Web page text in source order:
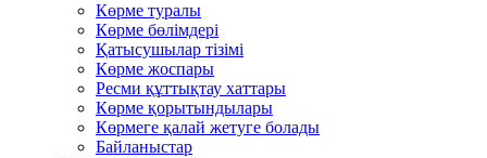
Көрме туралы
Көрме бөлімдері
Қатысушылар тізімі
Көрме жоспары
Ресми құттықтау хаттары
Көрме қорытындылары
Көрмеге қалай жетуге болады
Байланыстар